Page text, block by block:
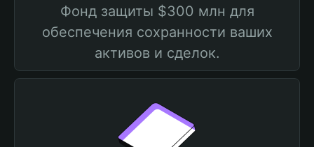
Фонд защиты $300 млн для
обеспечения сохранности ваших
активов и сделок.